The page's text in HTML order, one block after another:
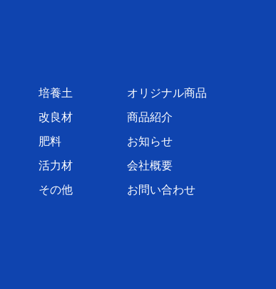
培養土
改良材
肥料
活力材
その他
オリジナル商品
商品紹介
お知らせ
会社概要
お問い合わせ